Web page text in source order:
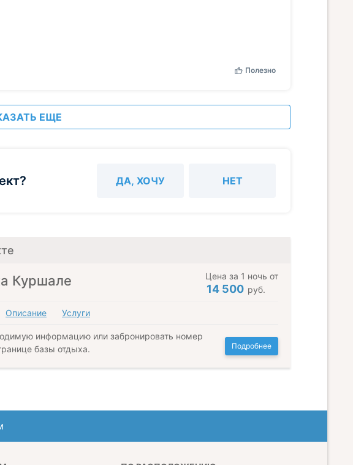
Полезно
ЕЩЕ
ДА, ХОЧУ НЕТ
Цена за 1 ночь от
14 500 руб.
Куршале
Описание Услуги
информацию или забронировать номер
базы отдыха.
Подробнее